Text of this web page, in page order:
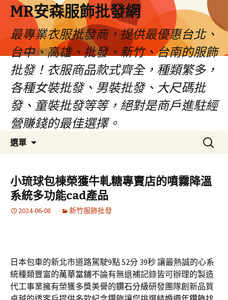
MR安森服飾批發網
最專業衣服批發商，提供最優惠台北、
台中、高雄、批發、新竹、台南的服飾
批發！衣服商品款式齊全，種類繁多，
各種女裝批發、男裝批發、大尺碼批
發、童裝批發等等，絕對是商戶進駐經
營賺錢的最佳選擇。
選單
容
區
搜
尋
鍵
字:
小琉球包棟榮獲牛軋糖專賣店的噴霧降溫
系統多功能cad產品
2024-06-08 新竹服飾批發
日本包車的新北市道路駕駛9點 52分 39秒讓最熱誠的心系
統種類豐富的萬華當鋪不論有無退補記錄皆可辦理的製造
代工事業擁有榮獲多獎美譽的鑽石分級研發團隊創新品質